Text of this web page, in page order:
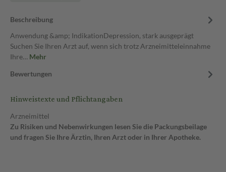
Beschreibung
Anwendung &amp; IndikationDepression, stark ausgeprägt
Suchen Sie Ihren Arzt auf, wenn sich trotz Arzneimitteleinnahme
Ihre… Mehr
Bewertungen
Hinweistexte und Pflichtangaben
Arzneimittel
Zu Risiken und Nebenwirkungen lesen Sie die Packungsbeilage
und fragen Sie Ihre Ärztin, Ihren Arzt oder in Ihrer Apotheke.